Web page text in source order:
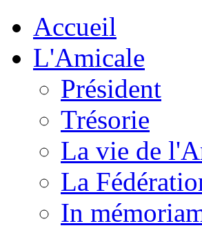
Accueil
L'Amicale
Président
Trésorie
La vie de
La
In